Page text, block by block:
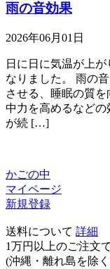
雨の音効果
2026年06月01日
日に日に気温が上
なりました。 雨の
させる、睡眠の質
中力を高めるなど
が続 […]
かごの中
マイページ
新規登録
送料について 詳細
1万円以上のご注文
(沖縄・離れ島を除